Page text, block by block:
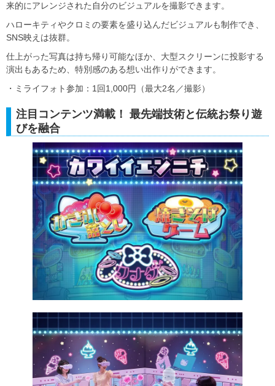
来的にアレンジされた自分のビジュアルを撮影できます。
ハローキティやクロミの要素を盛り込んだビジュアルも制作でき、
SNS映えは抜群。
仕上がった写真は持ち帰り可能なほか、大型スクリーンに投影する
演出もあるため、特別感のある想い出作りができます。
・ミライフォト参加：1回1,000円（最大2名／撮影）
注目コンテンツ満載！ 最先端技術と伝統お祭り遊
びを融合